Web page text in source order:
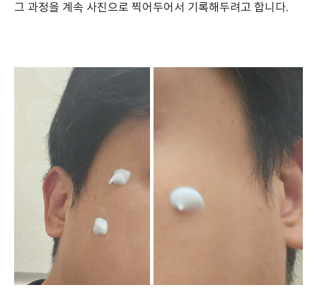
그 과정을 계속 사진으로 찍어두어서 기록해두려고 합니다.